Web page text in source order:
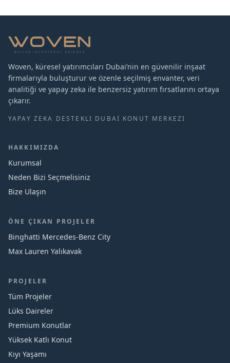
Woven, küresel yatırımcıları Dubai’nin en güvenilir inşaat
firmalarıyla buluşturur ve özenle seçilmiş envanter, veri
analitiği ve yapay zeka ile benzersiz yatırım fırsatlarını ortaya
çıkarır.
YAPAY ZEKA DESTEKLI DUBAI KONUT MERKEZI
HAKKIMIZDA
Kurumsal
Neden Bizi Seçmelisiniz
Bize Ulaşın
ÖNE ÇIKAN PROJELER
Binghatti Mercedes‑Benz City
Max Lauren Yalıkavak
PROJELER
Tüm Projeler
Lüks Daireler
Premium Konutlar
Yüksek Katlı Konut
Kıyı Yaşamı